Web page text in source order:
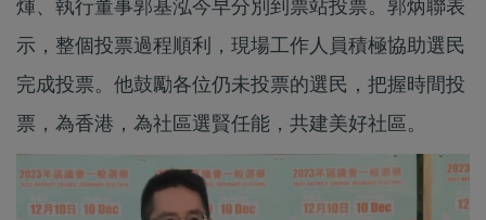
煇、執行董事郭基泓今早分別到票站投票。郭炳聯表
示，整個投票過程順利，現場工作人員積極協助選民
完成投票。他鼓勵各位仍未投票的選民，把握時間投
票，為香港，為社區選賢任能，共建美好社區。